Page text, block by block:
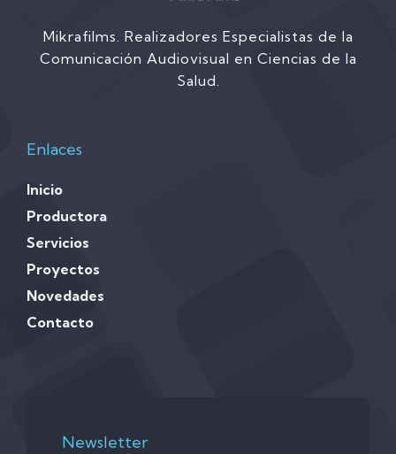
Mikrafilms. Realizadores Especialistas de la
Comunicación Audiovisual en Ciencias de la
Salud.
Enlaces
Inicio
Productora
Servicios
Proyectos
Novedades
Contacto
Newsletter